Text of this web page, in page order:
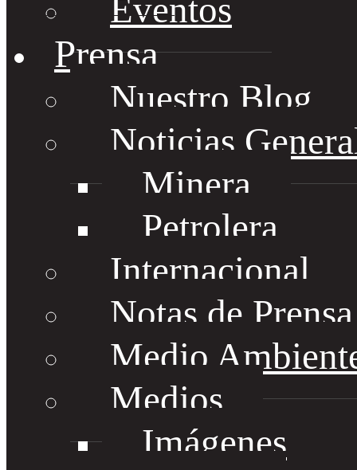
Eventos
Prensa
Nuestro Blog
Noticias
Minera
Petrolera
Internacional
Notas de
Medio
Medios
Imágenes